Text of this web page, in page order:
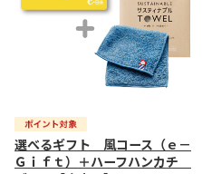
選べるギフト 風コース（ｅ－
Ｇｉｆｔ）＋ハーフハンカチ